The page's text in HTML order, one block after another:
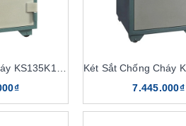
mật cao. Nên chỉ những ai sở
nếu có người cố tình nhập sai
7.445.000₫